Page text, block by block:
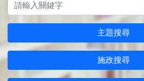
主題搜尋
施政搜尋